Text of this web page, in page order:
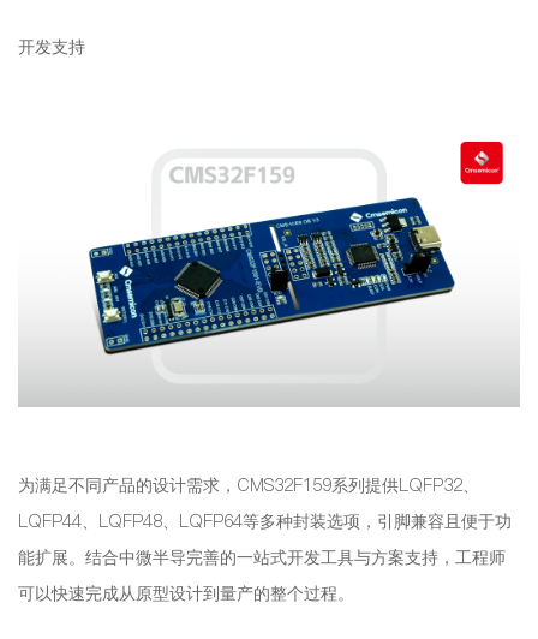
开发支持
为满足不同产品的设计需求，CMS32F159系列提供LQFP32、
LQFP44、LQFP48、LQFP64等多种封装选项，引脚兼容且便于功
能扩展。结合中微半导完善的一站式开发工具与方案支持，工程师
可以快速完成从原型设计到量产的整个过程。